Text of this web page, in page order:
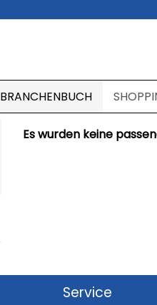
BRANCHENBUCH
Es wurden keine
Service